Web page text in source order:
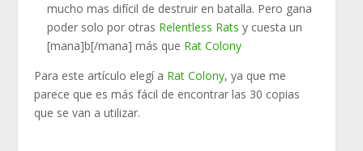
mucho mas difícil de destruir en batalla. Pero gana
poder solo por otras Relentless Rats y cuesta un
[mana]b[/mana] más que Rat Colony
Para este artículo elegí a Rat Colony, ya que me
parece que es más fácil de encontrar las 30 copias
que se van a utilizar.